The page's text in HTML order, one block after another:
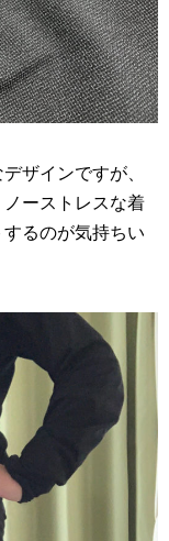
ザインですが、
ーストレスな着
るのが気持ちい